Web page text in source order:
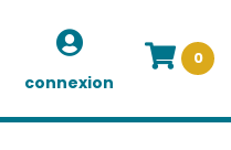
connexion
0